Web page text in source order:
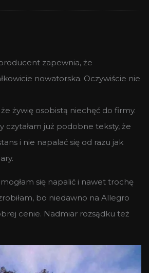
zapewnia, że
nowatorska. Oczywiście nie
żywię osobistą niechęć do firmy.
czytałam już podobne teksty, że
i nie napalać się od razu jak
się napalić i nawet trochę
bo niedawno na Allegro
cenie. Nadmiar rozsądku też